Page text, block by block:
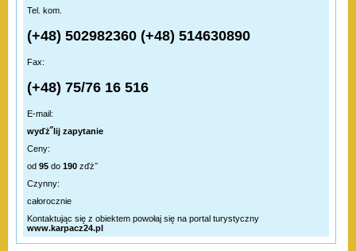
Tel. kom.
(+48) 502982360 (+48) 514630890
Fax:
(+48) 75/76 16 516
E-mail:
wyďż˝lij zapytanie
Ceny:
od 95 do 190 zďż˝
Czynny:
całorocznie
Kontaktując się z obiektem powołaj się na portal turystyczny
www.karpacz24.pl